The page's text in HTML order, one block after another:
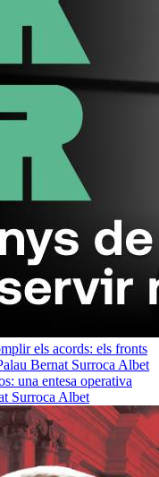
els acords: els fronts
Bernat Surroca Albet
una entesa operativa
Surroca Albet